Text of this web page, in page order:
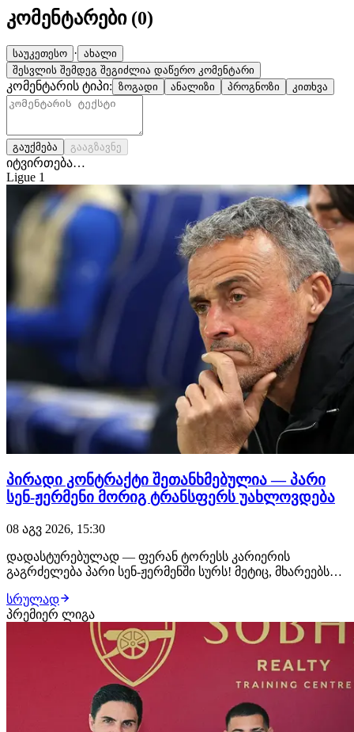
კომენტარები (0)
საუკეთესო · ახალი
შესვლის შემდეგ შეგიძლია დაწერო კომენტარი
კომენტარის ტიპი: ზოგადი ანალიზი პროგნოზი კითხვა
გაუქმება გააგზავნე
იტვირთება…
Ligue 1
პირადი კონტრაქტი შეთანხმებულია — პარი
სენ-ჟერმენი მორიგ ტრანსფერს უახლოვდება
08 აგვ 2026, 15:30
დადასტურებულად — ფერან ტორესს კარიერის
გაგრძელება პარი სენ-ჟერმენში სურს! მეტიც, მხარეებს
შეთანხმებულია, პარიზელები კი ტრანსფერის დახურვას
უახლოეს დღეებში გეგმავენ. ლუის ენრიკეს დაჟინებული
მოთხოვნით, კლუბმა ესპანელი ფორვარდის
ტრანსფერზე მუშაობ…
სრულად
პრემიერ ლიგა